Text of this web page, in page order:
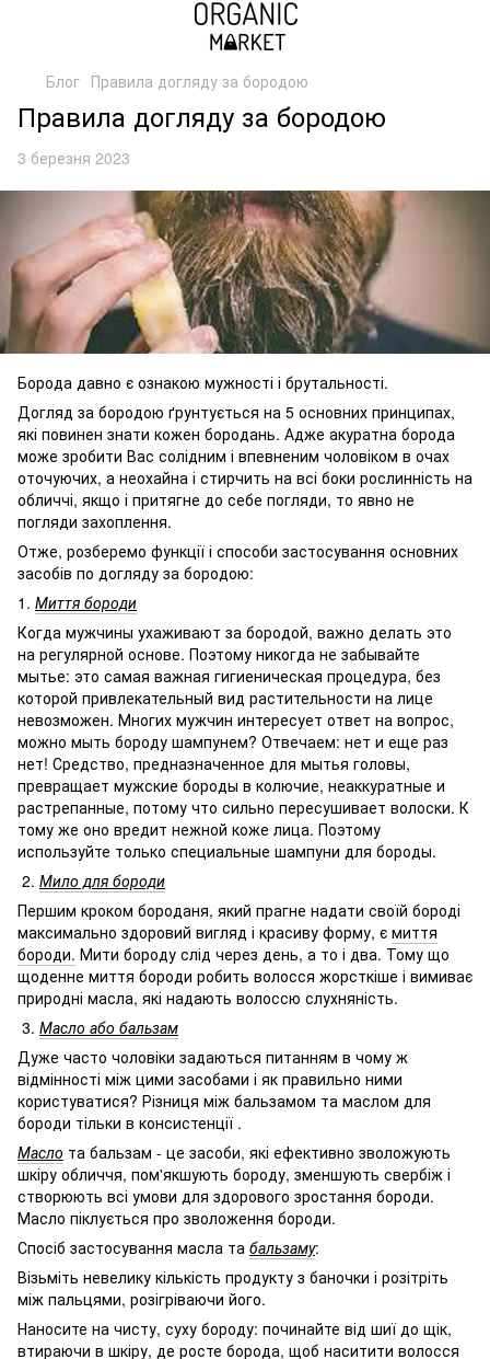
Блог Правила догляду за бородою
Правила догляду за бородою
3 березня 2023
Борода давно є ознакою мужності і брутальності.
Догляд за бородою ґрунтується на 5 основних принципах,
які повинен знати кожен бородань. Адже акуратна борода
може зробити Вас солідним і впевненим чоловіком в очах
оточуючих, а неохайна і стирчить на всі боки рослинність на
обличчі, якщо і притягне до себе погляди, то явно не
погляди захоплення.
Отже, розберемо функції і способи застосування основних
засобів по догляду за бородою:
1. Миття бороди
Когда мужчины ухаживают за бородой, важно делать это
на регулярной основе. Поэтому никогда не забывайте
мытье: это самая важная гигиеническая процедура, без
которой привлекательный вид растительности на лице
невозможен. Многих мужчин интересует ответ на вопрос,
можно мыть бороду шампунем? Отвечаем: нет и еще раз
нет! Средство, предназначенное для мытья головы,
превращает мужские бороды в колючие, неаккуратные и
растрепанные, потому что сильно пересушивает волоски. К
тому же оно вредит нежной коже лица. Поэтому
используйте только специальные шампуни для бороды.
2. Мило для бороди
Першим кроком бороданя, який прагне надати своїй бороді
максимально здоровий вигляд і красиву форму, є миття
бороди. Мити бороду слід через день, а то і два. Тому що
щоденне миття бороди робить волосся жорсткіше і вимиває
природні масла, які надають волоссю слухняність.
3. Масло або бальзам
Дуже часто чоловіки задаються питанням в чому ж
відмінності між цими засобами і як правильно ними
користуватися? Різниця між бальзамом та маслом для
бороди тільки в консистенції .
Масло та бальзам - це засоби, які ефективно зволожують
шкіру обличчя, пом'якшують бороду, зменшують свербіж і
створюють всі умови для здорового зростання бороди.
Масло піклується про зволоження бороди.
Спосіб застосування масла та бальзаму:
Візьміть невелику кількість продукту з баночки і розітріть
між пальцями, розігріваючи його.
Наносите на чисту, суху бороду: починайте від шиї до щік,
втираючи в шкіру, де росте борода, щоб наситити волосся